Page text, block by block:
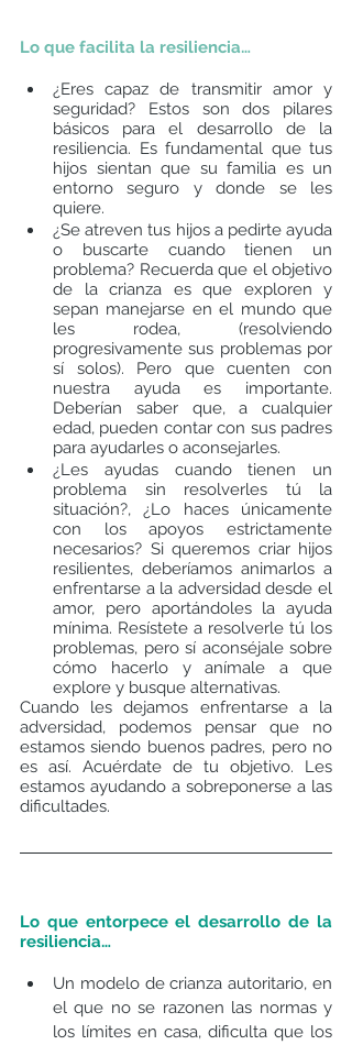
Lo que facilita la resiliencia…
¿Eres capaz de transmitir amor y
seguridad? Estos son dos pilares
básicos para el desarrollo de la
resiliencia. Es fundamental que tus
hijos sientan que su familia es un
entorno seguro y donde se les
quiere.
¿Se atreven tus hijos a pedirte ayuda
o buscarte cuando tienen un
problema? Recuerda que el objetivo
de la crianza es que exploren y
sepan manejarse en el mundo que
les rodea, (resolviendo
progresivamente sus problemas por
sí solos). Pero que cuenten con
nuestra ayuda es importante.
Deberían saber que, a cualquier
edad, pueden contar con sus padres
para ayudarles o aconsejarles.
¿Les ayudas cuando tienen un
problema sin resolverles tú la
situación?, ¿Lo haces únicamente
con los apoyos estrictamente
necesarios? Si queremos criar hijos
resilientes, deberíamos animarlos a
enfrentarse a la adversidad desde el
amor, pero aportándoles la ayuda
mínima. Resístete a resolverle tú los
problemas, pero sí aconséjale sobre
cómo hacerlo y anímale a que
explore y busque alternativas.
Cuando les dejamos enfrentarse a la
adversidad, podemos pensar que no
estamos siendo buenos padres, pero no
es así. Acuérdate de tu objetivo. Les
estamos ayudando a sobreponerse a las
dificultades.
Lo que entorpece el desarrollo de la
resiliencia…
Un modelo de crianza autoritario, en
el que no se razonen las normas y
los límites en casa, dificulta que los